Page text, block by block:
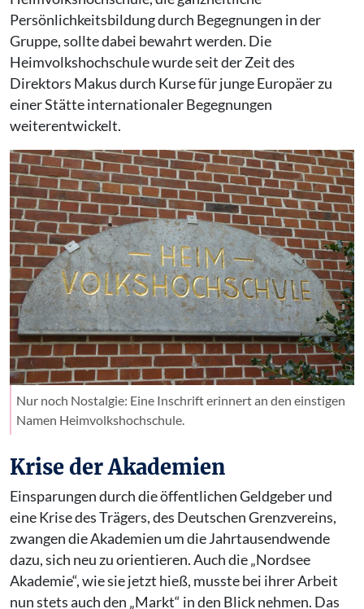
Persönlichkeitsbildung durch Begegnungen in der
Gruppe, sollte dabei bewahrt werden. Die
Heimvolkshochschule wurde seit der Zeit des
Direktors Makus durch Kurse für junge Europäer zu
einer Stätte internationaler Begegnungen
weiterentwickelt.
Nur noch Nostalgie: Eine Inschrift erinnert an den einstigen
Namen Heimvolkshochschule.
Krise der Akademien
Einsparungen durch die öffentlichen Geldgeber und
eine Krise des Trägers, des Deutschen Grenzvereins,
zwangen die Akademien um die Jahrtausendwende
dazu, sich neu zu orientieren. Auch die „Nordsee
Akademie“, wie sie jetzt hieß, musste bei ihrer Arbeit
nun stets auch den „Markt“ in den Blick nehmen. Das